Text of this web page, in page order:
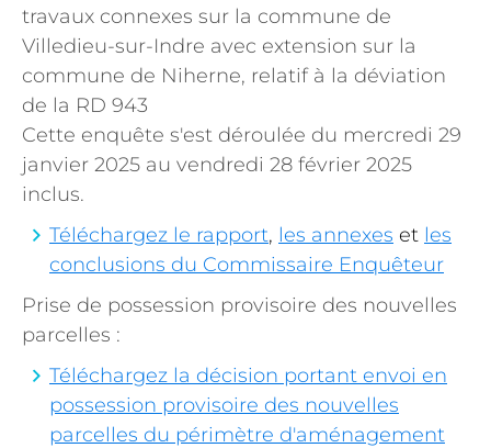
travaux connexes sur la commune de
Villedieu-sur-Indre avec extension sur la
commune de Niherne, relatif à la déviation
de la RD 943
Cette enquête s'est déroulée du mercredi 29
janvier 2025 au vendredi 28 février 2025
inclus.
Téléchargez le rapport, les annexes et les
conclusions du Commissaire Enquêteur
Prise de possession provisoire des nouvelles
parcelles :
Téléchargez la décision portant envoi en
possession provisoire des nouvelles
parcelles du périmètre d'aménagement